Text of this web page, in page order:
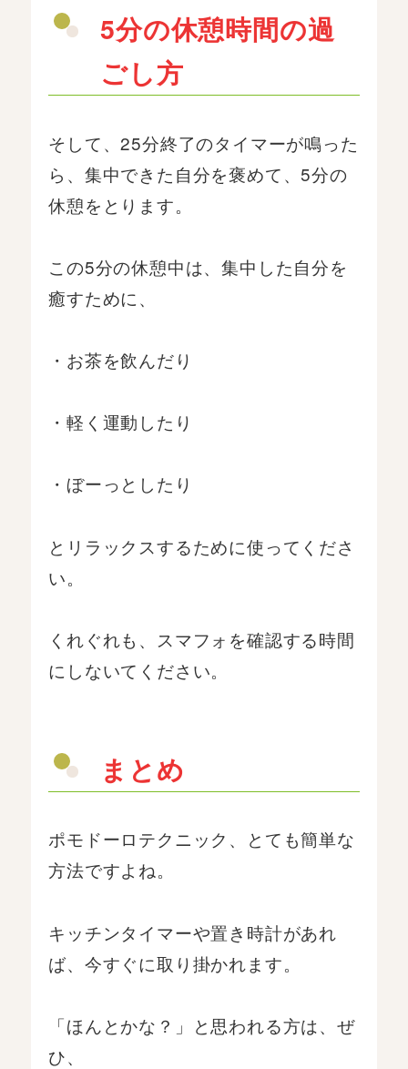
5分の休憩時間の過
ごし方
そして、25分終了のタイマーが鳴った
ら、集中できた自分を褒めて、5分の
休憩をとります。
この5分の休憩中は、集中した自分を
癒すために、
・お茶を飲んだり
・軽く運動したり
・ぼーっとしたり
とリラックスするために使ってくださ
い。
くれぐれも、スマフォを確認する時間
にしないてください。
まとめ
ポモドーロテクニック、とても簡単な
方法ですよね。
キッチンタイマーや置き時計があれ
ば、今すぐに取り掛かれます。
「ほんとかな？」と思われる方は、ぜ
ひ、